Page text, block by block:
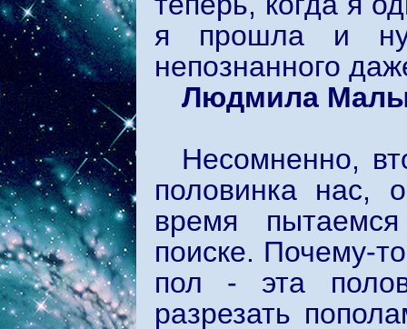
я прошла и
непознанного
Людмила
Несомненно,
половинка нас,
время
поиске. Почему-
пол - эта
разрезать